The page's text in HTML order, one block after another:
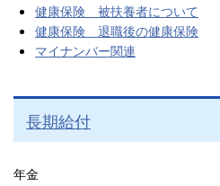
健康保険 被扶養者について
健康保険 退職後の健康保険
マイナンバー関連
長期給付
年金